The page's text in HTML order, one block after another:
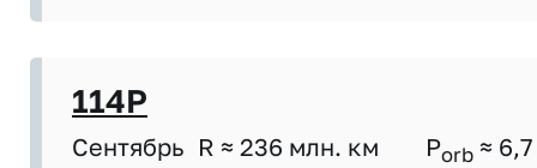
114P
Сентябрь R ≈ 236 млн. км Porb ≈ 6,7